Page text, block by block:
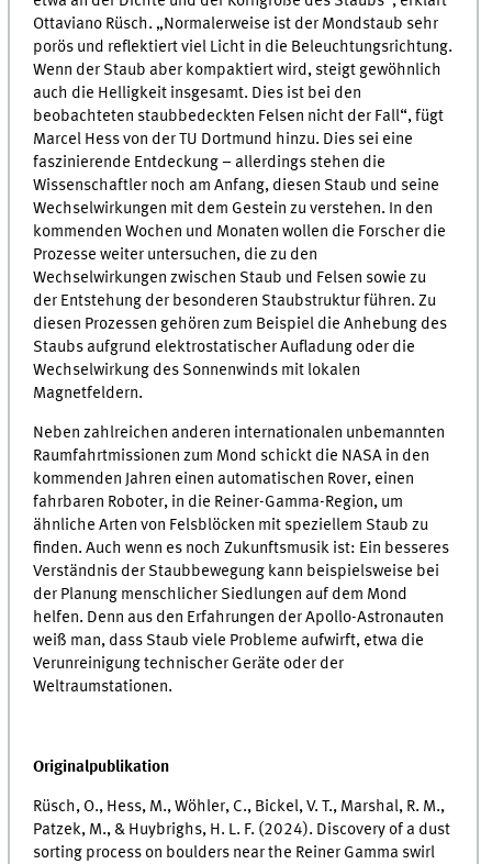
Ottaviano Rüsch. „Normalerweise ist der Mondstaub sehr
porös und reflektiert viel Licht in die Beleuchtungsrichtung.
Wenn der Staub aber kompaktiert wird, steigt gewöhnlich
auch die Helligkeit insgesamt. Dies ist bei den
beobachteten staubbedeckten Felsen nicht der Fall“, fügt
Marcel Hess von der TU Dortmund hinzu. Dies sei eine
faszinierende Entdeckung – allerdings stehen die
Wissenschaftler noch am Anfang, diesen Staub und seine
Wechselwirkungen mit dem Gestein zu verstehen. In den
kommenden Wochen und Monaten wollen die Forscher die
Prozesse weiter untersuchen, die zu den
Wechselwirkungen zwischen Staub und Felsen sowie zu
der Entstehung der besonderen Staubstruktur führen. Zu
diesen Prozessen gehören zum Beispiel die Anhebung des
Staubs aufgrund elektrostatischer Aufladung oder die
Wechselwirkung des Sonnenwinds mit lokalen
Magnetfeldern.
Neben zahlreichen anderen internationalen unbemannten
Raumfahrtmissionen zum Mond schickt die NASA in den
kommenden Jahren einen automatischen Rover, einen
fahrbaren Roboter, in die Reiner-Gamma-Region, um
ähnliche Arten von Felsblöcken mit speziellem Staub zu
finden. Auch wenn es noch Zukunftsmusik ist: Ein besseres
Verständnis der Staubbewegung kann beispielsweise bei
der Planung menschlicher Siedlungen auf dem Mond
helfen. Denn aus den Erfahrungen der Apollo-Astronauten
weiß man, dass Staub viele Probleme aufwirft, etwa die
Verunreinigung technischer Geräte oder der
Weltraumstationen.
Originalpublikation
Rüsch, O., Hess, M., Wöhler, C., Bickel, V. T., Marshal, R. M.,
Patzek, M., & Huybrighs, H. L. F. (2024). Discovery of a dust
sorting process on boulders near the Reiner Gamma swirl